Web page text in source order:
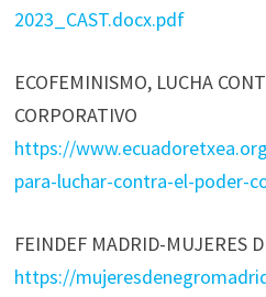
2023_CAST.docx.pdf
ECOFEMINISMO, LUCHA
CORPORATIVO
https://
para-luchar-contra-el-poder-
FEINDEF MADRID-MUJERES
https://